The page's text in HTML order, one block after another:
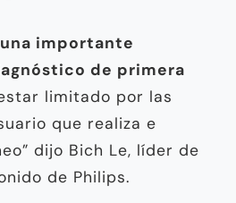
importante
de primera
limitado por las
que realiza e
dijo Bich Le, líder de
de Philips.